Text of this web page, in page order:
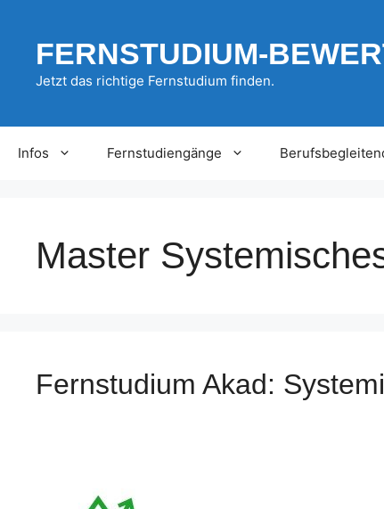
springenFERNSTUDIUM-
Jetzt das richtige Fernstudium finden.
Infos Fernstudiengänge
Master
Fernstudium Akad: